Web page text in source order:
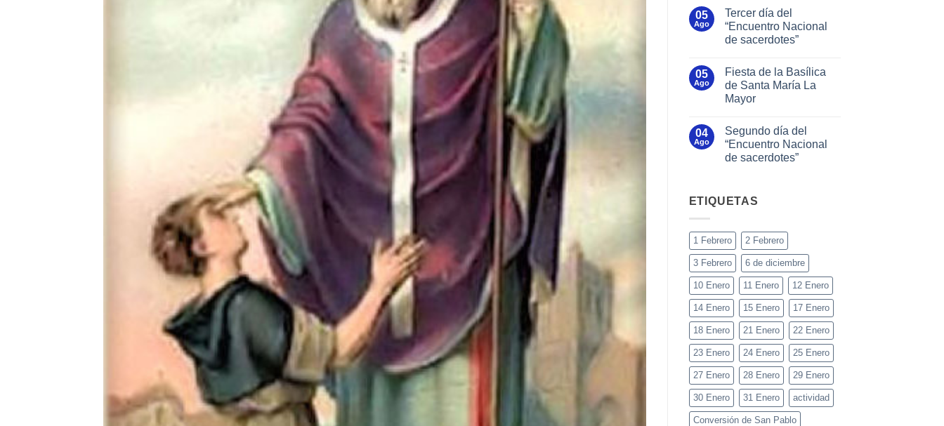
05
Ago
Tercer día del
“Encuentro Nacional
de sacerdotes”
05
Ago
Fiesta de la Basílica
de Santa María La
Mayor
04
Ago
Segundo día del
“Encuentro Nacional
de sacerdotes”
ETIQUETAS
1 Febrero 2 Febrero
3 Febrero 6 de diciembre
10 Enero 11 Enero 12 Enero
14 Enero 15 Enero 17 Enero
18 Enero 21 Enero 22 Enero
23 Enero 24 Enero 25 Enero
27 Enero 28 Enero 29 Enero
30 Enero 31 Enero actividad
Conversión de San Pablo